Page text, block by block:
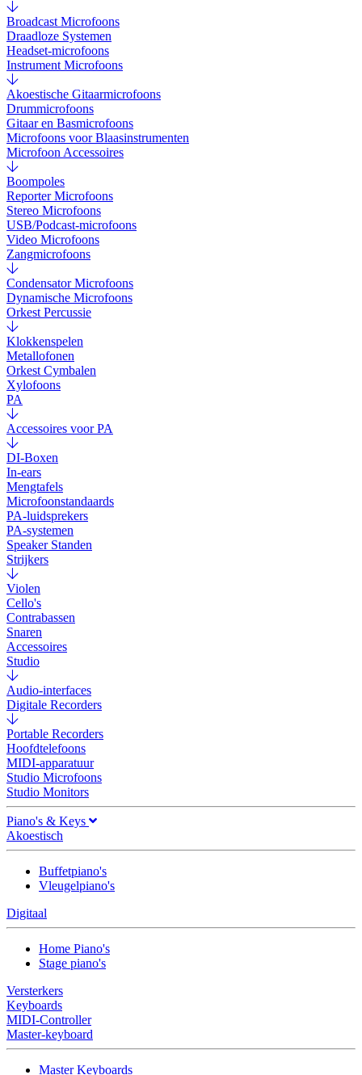
Broadcast Microfoons
Draadloze Systemen
Headset-microfoons
Instrument Microfoons
Akoestische Gitaarmicrofoons
Drummicrofoons
Gitaar en Basmicrofoons
Microfoons voor Blaasinstrumenten
Microfoon Accessoires
Boompoles
Reporter Microfoons
Stereo Microfoons
USB/Podcast-microfoons
Video Microfoons
Zangmicrofoons
Condensator Microfoons
Dynamische Microfoons
Orkest Percussie
Klokkenspelen
Metallofonen
Orkest Cymbalen
Xylofoons
PA
Accessoires voor PA
DI-Boxen
In-ears
Mengtafels
Microfoonstandaards
PA-luidsprekers
PA-systemen
Speaker Standen
Strijkers
Violen
Cello's
Contrabassen
Snaren
Accessoires
Studio
Audio-interfaces
Digitale Recorders
Portable Recorders
Hoofdtelefoons
MIDI-apparatuur
Studio Microfoons
Studio Monitors
Piano's & Keys
Akoestisch
Buffetpiano's
Vleugelpiano's
Digitaal
Home Piano's
Stage piano's
Versterkers
Keyboards
MIDI-Controller
Master-keyboard
Master Keyboards